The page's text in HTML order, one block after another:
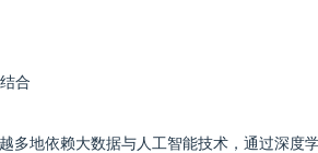
合
多地依赖大数据与人工智能技术，通过深度